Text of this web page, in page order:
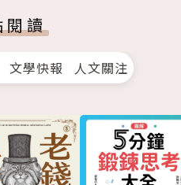
閱讀
文學快報 人文關注